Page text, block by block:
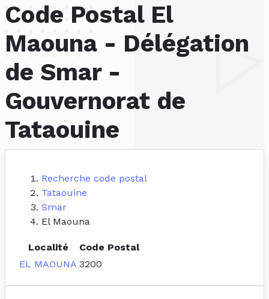
Code Postal El
Maouna - Délégation
de Smar -
Gouvernorat de
Tataouine
Recherche code postal
Tataouine
Smar
El Maouna
Localité
Code Postal
EL MAOUNA 3200